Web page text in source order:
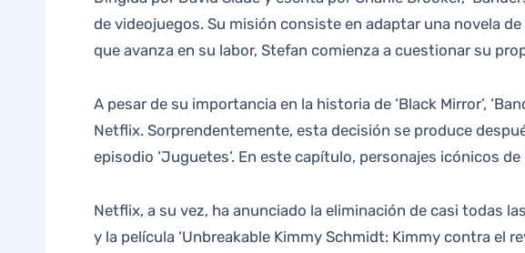
de videojuegos. Su misión consiste en adaptar una novela
que avanza en su labor, Stefan comienza a cuestionar su
A pesar de su importancia en la historia de ‘Black Mirror’,
Netflix. Sorprendentemente, esta decisión se produce
episodio ‘Juguetes’. En este capítulo, personajes icónicos
Netflix, a su vez, ha anunciado la eliminación de casi todas
y la película ‘Unbreakable Kimmy Schmidt: Kimmy contra el